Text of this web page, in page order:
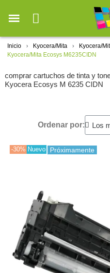
Inicio Kyocera/Mita
Kyocera/
Kyocera/Mita Ecosys M6235CIDN
comprar cartuchos de tinta y
Kyocera Ecosys M 6235 CIDN
Ordenar por:
-30% Nuevo Próximamente